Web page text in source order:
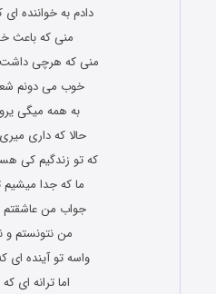
دادم به خواننده
منی که باعث
منی که هرچی داشت
خوب می دونم
به همه میگی
حالا که داری
که تو زندگیم کی
ما که جدا میشیم
جواب من
من نتونستم و
واسه تو آینده
اما ترانه ای